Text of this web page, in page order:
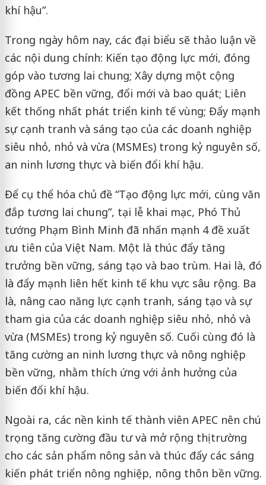
khí hậu”.
Trong ngày hôm nay, các đại biểu sẽ thảo luận về
các nội dung chính: Kiến tạo động lực mới, đóng
góp vào tương lai chung; Xây dựng một cộng
đồng APEC bền vững, đổi mới và bao quát; Liên
kết thống nhất phát triển kinh tế vùng; Đẩy mạnh
sự cạnh tranh và sáng tạo của các doanh nghiệp
siêu nhỏ, nhỏ và vừa (MSMEs) trong kỷ nguyên số,
an ninh lương thực và biến đổi khí hậu.
Để cụ thể hóa chủ đề “Tạo động lực mới, cùng văn
đắp tương lai chung”, tại lễ khai mạc, Phó Thủ
tướng Phạm Bình Minh đã nhấn mạnh 4 đề xuất
ưu tiên của Việt Nam. Một là thúc đẩy tăng
trưởng bền vững, sáng tạo và bao trùm. Hai là, đó
là đẩy mạnh liên hết kinh tế khu vực sâu rộng. Ba
là, nâng cao năng lực cạnh tranh, sáng tạo và sự
tham gia của các doanh nghiệp siêu nhỏ, nhỏ và
vừa (MSMEs) trong kỷ nguyên số. Cuối cùng đó là
tăng cường an ninh lương thực và nông nghiệp
bền vững, nhằm thích ứng với ảnh hưởng của
biến đổi khí hậu.
Ngoài ra, các nền kinh tế thành viên APEC nên chú
trọng tăng cường đầu tư và mở rộng thị trường
cho các sản phẩm nông sản và thúc đẩy các sáng
kiến phát triển nông nghiệp, nông thôn bền vững.